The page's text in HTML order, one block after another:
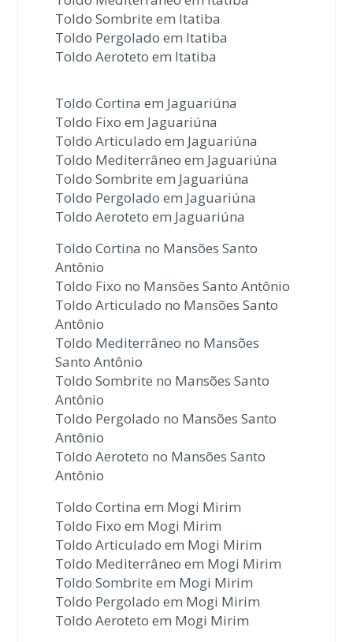
Toldo Sombrite em Itatiba
Toldo Pergolado em Itatiba
Toldo Aeroteto em Itatiba
Toldo Cortina em Jaguariúna
Toldo Fixo em Jaguariúna
Toldo Articulado em Jaguariúna
Toldo Mediterrâneo em Jaguariúna
Toldo Sombrite em Jaguariúna
Toldo Pergolado em Jaguariúna
Toldo Aeroteto em Jaguariúna
Toldo Cortina no Mansões Santo
Antônio
Toldo Fixo no Mansões Santo Antônio
Toldo Articulado no Mansões Santo
Antônio
Toldo Mediterrâneo no Mansões
Santo Antônio
Toldo Sombrite no Mansões Santo
Antônio
Toldo Pergolado no Mansões Santo
Antônio
Toldo Aeroteto no Mansões Santo
Antônio
Toldo Cortina em Mogi Mirim
Toldo Fixo em Mogi Mirim
Toldo Articulado em Mogi Mirim
Toldo Mediterrâneo em Mogi Mirim
Toldo Sombrite em Mogi Mirim
Toldo Pergolado em Mogi Mirim
Toldo Aeroteto em Mogi Mirim